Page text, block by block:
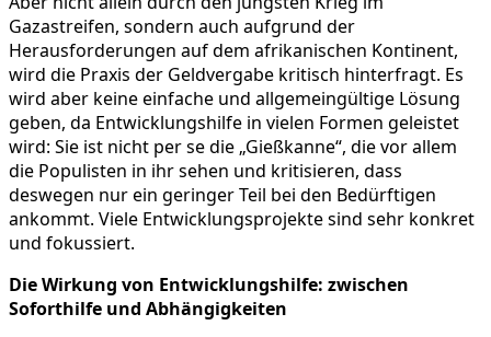
Gazastreifen, sondern auch aufgrund der
Herausforderungen auf dem afrikanischen Kontinent,
wird die Praxis der Geldvergabe kritisch hinterfragt. Es
wird aber keine einfache und allgemeingültige Lösung
geben, da Entwicklungshilfe in vielen Formen geleistet
wird: Sie ist nicht per se die „Gießkanne“, die vor allem
die Populisten in ihr sehen und kritisieren, dass
deswegen nur ein geringer Teil bei den Bedürftigen
ankommt. Viele Entwicklungsprojekte sind sehr konkret
und fokussiert.
Die Wirkung von Entwicklungshilfe: zwischen
Soforthilfe und Abhängigkeiten